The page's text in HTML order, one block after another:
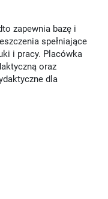
zapewnia bazę i
spełniające
i pracy. Placówka
oraz
dla